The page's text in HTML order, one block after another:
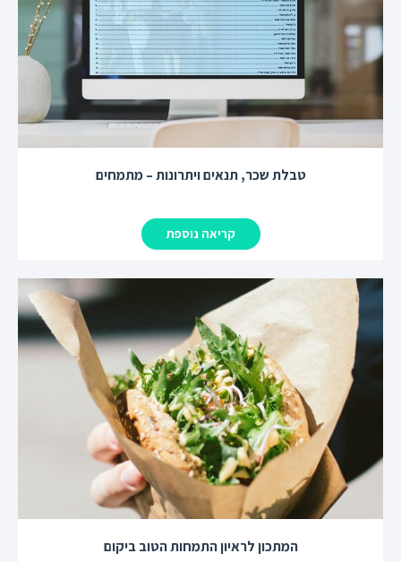
טבלת שכר, תנאים ויתרונות – מתמחים
קריאה נוספת
המתכון לראיון התמחות הטוב ביקום